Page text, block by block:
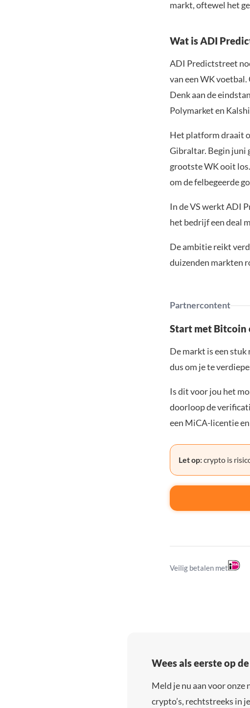
markt, oftewel het
Wat is ADI
ADI Predictstreet
van een WK voetbal.
Denk aan de
Polymarket en
Het platform draait
Gibraltar. Begin juni
grootste WK ooit
om de felbegeerde
In de VS werkt ADI
het bedrijf een deal
De ambitie reikt
duizenden markten
Partnercontent
Start met Bitcoin
De markt is een
dus om je te
Is dit voor jou het
doorloop de
een MiCA-licentie
Let op:crypto is
Veilig betalen met
Wees als eerste op
Meld je nu aan voor
crypto’s, rechtstreeks in